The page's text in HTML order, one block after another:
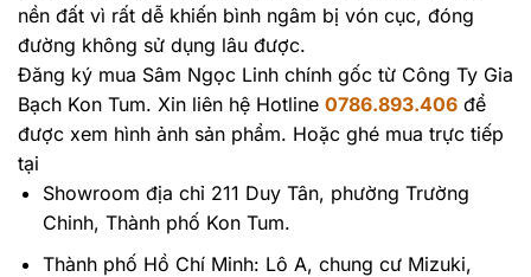
nền đất vì rất dễ khiến bình ngâm bị vón cục, đóng
đường không sử dụng lâu được.
Đăng ký mua Sâm Ngọc Linh chính gốc từ Công Ty Gia
Bạch Kon Tum. Xin liên hệ Hotline 0786.893.406 để
được xem hình ảnh sản phẩm. Hoặc ghé mua trực tiếp
tại
Showroom địa chỉ 211 Duy Tân, phường Trường
Chinh, Thành phố Kon Tum.
Thành phố Hồ Chí Minh: Lô A, chung cư Mizuki,